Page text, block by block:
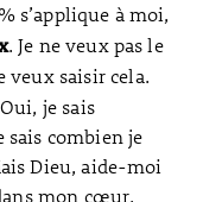
s’applique à moi,
. Je ne veux pas le
veux saisir cela.
je sais
sais combien je
Dieu, aide-moi
mon cœur,